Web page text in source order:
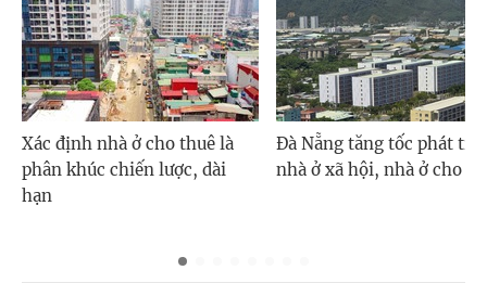
Xác định nhà ở cho thuê là
phân khúc chiến lược, dài
hạn
Đà Nẵng tăng tốc phát
nhà ở xã hội, nhà ở cho